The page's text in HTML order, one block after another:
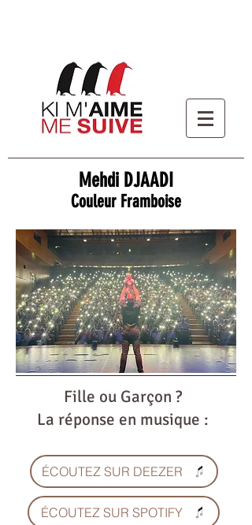
Mehdi DJAADI
Couleur Framboise
Fille ou Garçon ?
La réponse en musique :
ÉCOUTEZ SUR DEEZER
ÉCOUTEZ SUR SPOTIFY